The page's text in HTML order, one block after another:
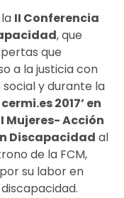
II Conferencia
, que
que
a la justicia con
y durante la
2017’ en
Mujeres- Acción
Discapacidad al
de la FCM,
su labor en